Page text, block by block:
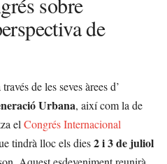
de
través de les seves àrees d’
Urbana, així com la de
el Congrés Internacional
tindrà lloc els dies2 i 3 de juliol